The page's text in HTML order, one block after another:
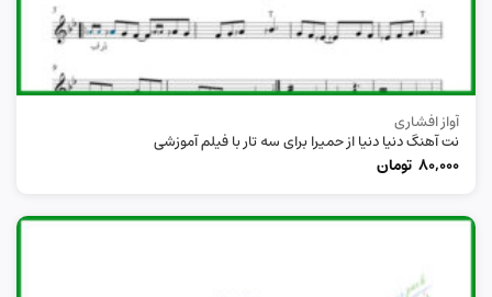
آواز افشاری
نت آهنگ دنیا دنیا از حمیرا برای سه تار با فیلم آموزشی
80,000 تومان